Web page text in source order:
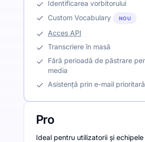
Identificarea vorbitorului
Custom Vocabulary
NOU
Acces API
Transcriere în masă
Fără perioadă de păstrare
media
Asistență prin e-mail prioritară
Pro
Ideal pentru utilizatorii și